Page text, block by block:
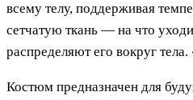
всему телу, поддерживая
сетчатую ткань — на что
распределяют его вокруг
Костюм предназначен для